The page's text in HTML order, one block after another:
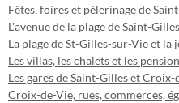
Fêtes, foires et pélerinage de
L'avenue de la plage de Saint-
La plage de St-Gilles-sur-Vie et la
Les villas, les chalets et les
Les gares de Saint-Gilles et Croix-
Croix-de-Vie, rues, commerces,